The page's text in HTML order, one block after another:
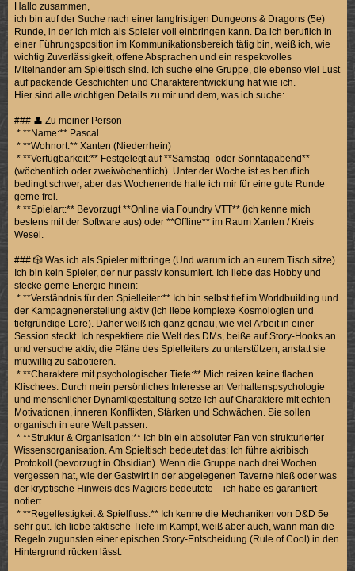
Hallo zusammen,
ich bin auf der Suche nach einer langfristigen Dungeons & Dragons (5e)
Runde, in der ich mich als Spieler voll einbringen kann. Da ich beruflich in
einer Führungsposition im Kommunikationsbereich tätig bin, weiß ich, wie
wichtig Zuverlässigkeit, offene Absprachen und ein respektvolles
Miteinander am Spieltisch sind. Ich suche eine Gruppe, die ebenso viel Lust
auf packende Geschichten und Charakterentwicklung hat wie ich.
Hier sind alle wichtigen Details zu mir und dem, was ich suche:
### 👤 Zu meiner Person
* **Name:** Pascal
* **Wohnort:** Xanten (Niederrhein)
* **Verfügbarkeit:** Festgelegt auf **Samstag- oder Sonntagabend**
(wöchentlich oder zweiwöchentlich). Unter der Woche ist es beruflich
bedingt schwer, aber das Wochenende halte ich mir für eine gute Runde
gerne frei.
* **Spielart:** Bevorzugt **Online via Foundry VTT** (ich kenne mich
bestens mit der Software aus) oder **Offline** im Raum Xanten / Kreis
Wesel.
### 🎲 Was ich als Spieler mitbringe (Und warum ich an eurem Tisch sitze)
Ich bin kein Spieler, der nur passiv konsumiert. Ich liebe das Hobby und
stecke gerne Energie hinein:
* **Verständnis für den Spielleiter:** Ich bin selbst tief im Worldbuilding und
der Kampagnenerstellung aktiv (ich liebe komplexe Kosmologien und
tiefgründige Lore). Daher weiß ich ganz genau, wie viel Arbeit in einer
Session steckt. Ich respektiere die Welt des DMs, beiße auf Story-Hooks an
und versuche aktiv, die Pläne des Spielleiters zu unterstützen, anstatt sie
mutwillig zu sabotieren.
* **Charaktere mit psychologischer Tiefe:** Mich reizen keine flachen
Klischees. Durch mein persönliches Interesse an Verhaltenspsychologie
und menschlicher Dynamikgestaltung setze ich auf Charaktere mit echten
Motivationen, inneren Konflikten, Stärken und Schwächen. Sie sollen
organisch in eure Welt passen.
* **Struktur & Organisation:** Ich bin ein absoluter Fan von strukturierter
Wissensorganisation. Am Spieltisch bedeutet das: Ich führe akribisch
Protokoll (bevorzugt in Obsidian). Wenn die Gruppe nach drei Wochen
vergessen hat, wie der Gastwirt in der abgelegenen Taverne hieß oder was
der kryptische Hinweis des Magiers bedeutete – ich habe es garantiert
notiert.
* **Regelfestigkeit & Spielfluss:** Ich kenne die Mechaniken von D&D 5e
sehr gut. Ich liebe taktische Tiefe im Kampf, weiß aber auch, wann man die
Regeln zugunsten einer epischen Story-Entscheidung (Rule of Cool) in den
Hintergrund rücken lässt.